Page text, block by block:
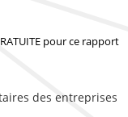
pour ce rapport
des entreprises